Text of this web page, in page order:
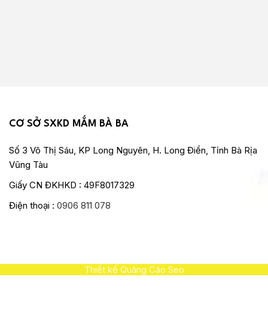
CƠ SỞ SXKD MẮM BÀ BA
Số 3 Võ Thị Sáu, KP Long Nguyên, H. Long Điền, Tỉnh Bà Rịa
Vũng Tàu
Giấy CN ĐKHKD : 49F8017329
Điện thoại : 0906 811 078
Thiết kế Quảng Cáo Seo